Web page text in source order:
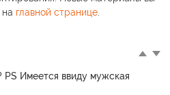
главной странице.
PS Имеется ввиду мужская